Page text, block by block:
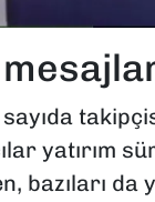
sayıda
yatırım
bazıları da